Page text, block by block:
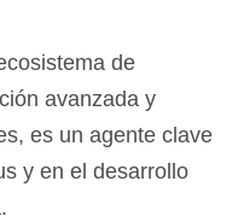
de
avanzada y
es un agente clave
y en el desarrollo